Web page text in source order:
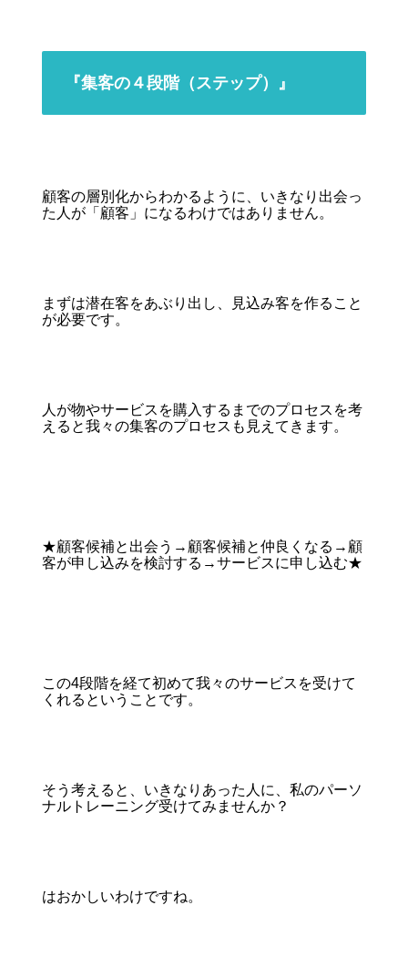
『集客の４段階（ステップ）』
顧客の層別化からわかるように、いきなり出会っ
た人が「顧客」になるわけではありません。
まずは潜在客をあぶり出し、見込み客を作ること
が必要です。
人が物やサービスを購入するまでのプロセスを考
えると我々の集客のプロセスも見えてきます。
★顧客候補と出会う→顧客候補と仲良くなる→顧
客が申し込みを検討する→サービスに申し込む★
この4段階を経て初めて我々のサービスを受けて
くれるということです。
そう考えると、いきなりあった人に、私のパーソ
ナルトレーニング受けてみませんか？
はおかしいわけですね。